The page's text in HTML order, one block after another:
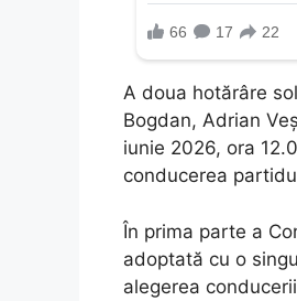
A doua hotărâre
Bogdan, Adrian
iunie 2026, ora
conducerea
În prima parte a
adoptată cu o
alegerea